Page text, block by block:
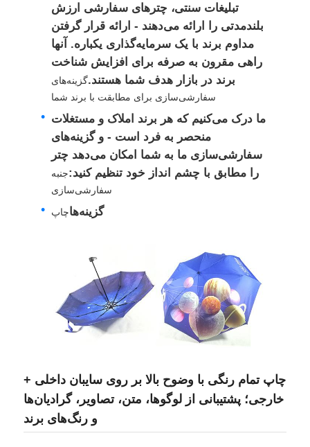
تبلیغات سنتی، چترهای سفارشی ارزش
بلندمدتی را ارائه می‌دهند - ارائه قرار گرفتن
مداوم برند با یک سرمایه‌گذاری یکباره. آنها
راهی مقرون به صرفه برای افزایش شناخت
برند در بازار هدف شما هستند.گزینه‌های
سفارشی‌سازی برای مطابقت با برند شما
ما درک می‌کنیم که هر برند املاک و مستغلات
منحصر به فرد است - و گزینه‌های
سفارشی‌سازی ما به شما امکان می‌دهد چتر
را مطابق با چشم انداز خود تنظیم کنید:جنبه
سفارشی‌سازی
گزینه‌هاچاپ
چاپ تمام رنگی با وضوح بالا بر روی سایبان داخلی +
خارجی؛ پشتیبانی از لوگوها، متن، تصاویر، گرادیان‌ها
و رنگ‌های برند